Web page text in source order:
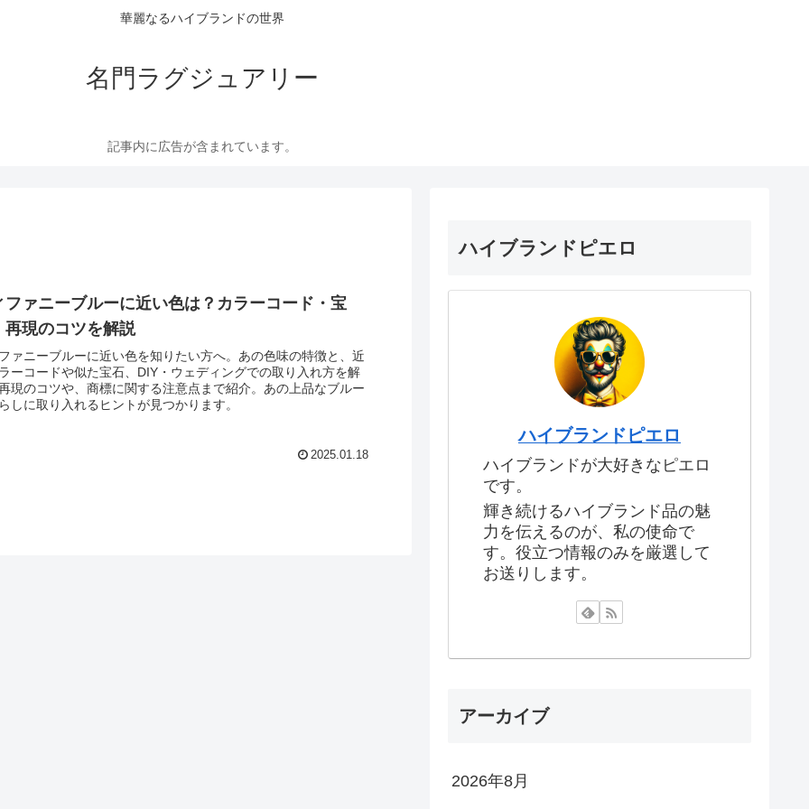
華麗なるハイブランドの世界
名門ラグジュアリー
記事内に広告が含まれています。
ファニーブルーに近い色は？カラーコード・宝
再現のコツを解説
ァニーブルーに近い色を知りたい方へ。あの色味の特徴と、近
ーコードや似た宝石、DIY・ウェディングでの取り入れ方を解
現のコツや、商標に関する注意点まで紹介。あの上品なブルー
しに取り入れるヒントが見つかります。
2025.01.18
ハイブランドピエロ
ハイブランドピエロ
ハイブランドが大好きなピエロ
です。
輝き続けるハイブランド品の魅
力を伝えるのが、私の使命で
す。役立つ情報のみを厳選して
お送りします。
アーカイブ
2026年8月